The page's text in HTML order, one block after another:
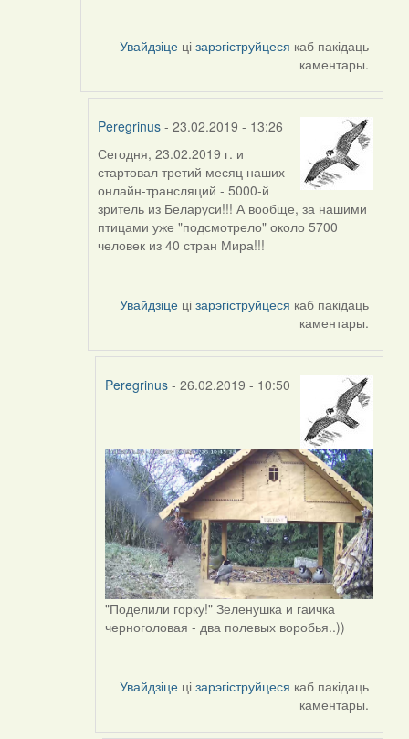
Увайдзіце цізарэгіструйцеся каб пакідаць
каментары.
Peregrinus- 23.02.2019 - 13:26
In
reply
to
by
Peregrinus
Сегодня, 23.02.2019 г. и
стартовал третий месяц наших
онлайн-трансляций - 5000-й
зритель из Беларуси!!! А вообще, за нашими
птицами уже "подсмотрело" около 5700
человек из 40 стран Мира!!!
Увайдзіце цізарэгіструйцеся каб пакідаць
каментары.
Peregrinus- 26.02.2019 - 10:50
to
by
Peregrinus
"Поделили горку!" Зеленушка и гаичка
черноголовая - два полевых воробья..))
Увайдзіце цізарэгіструйцеся каб пакідаць
каментары.